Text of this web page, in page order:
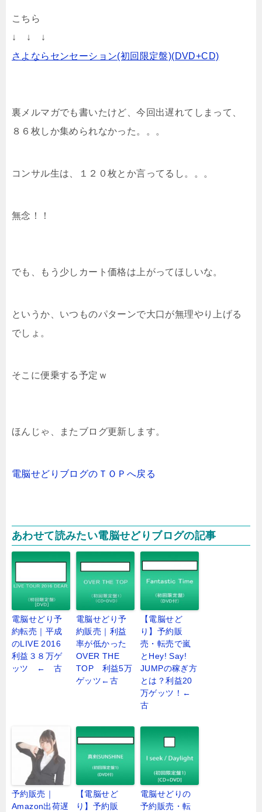
こちら
↓ ↓ ↓
さよならセンセーション(初回限定盤)(DVD+CD)
裏メルマガでも書いたけど、今回出遅れてしまって、
８６枚しか集められなかった。。。
コンサル生は、１２０枚とか言ってるし。。。
無念！！
でも、もう少しカート価格は上がってほしいな。
というか、いつものパターンで大口が無理やり上げる
でしょ。
そこに便乗する予定ｗ
ほんじゃ、またブログ更新します。
電脳せどりブログのＴＯＰへ戻る
あわせて読みたい電脳せどりブログの記事
電脳せどり予
約転売｜平成
のLIVE 2016
利益３８万ゲ
ッツ ← 古
電脳せどり予
約販売｜利益
率が低かった
OVER THE
TOP 利益5万
ゲッツ←古
【電脳せど
り】予約販
売・転売で嵐
とHey! Say!
JUMPの稼ぎ方
とは？利益20
万ゲッツ！←
古
予約販売｜
Amazon出荷遅
【電脳せど
り】予約販
電脳せどりの
予約販売・転